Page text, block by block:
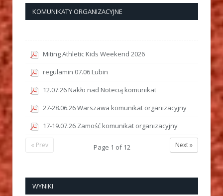
KOMUNIKATY ORGANIZACYJNE
Miting Athletic Kids Weekend 2026
regulamin 07.06 Lubin
12.07.26 Nakło nad Notecią komunikat
27-28.06.26 Warszawa komunikat organizacyjny
17-19.07.26 Zamość komunikat organizacyjny
Next »
Page 1 of12
« Prev
WYNIKI